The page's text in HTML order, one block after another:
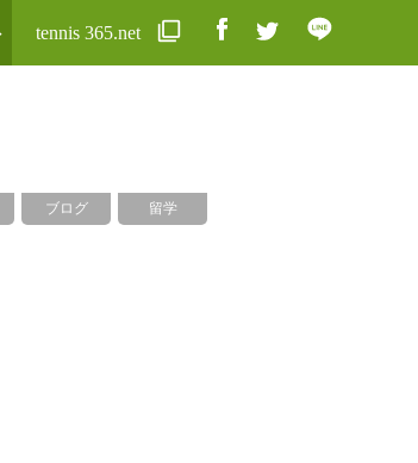
tennis 365.net
ブログ 留学